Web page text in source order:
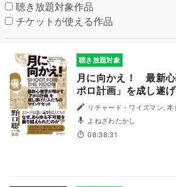
聴き放題対象作品
チケットが使える作品
聴き放題対象
月に向かえ！ 最新
ポロ計画」を成し遂
ドセット
リチャード・ワイズマン, 本
よねざわたかし
08:38:31